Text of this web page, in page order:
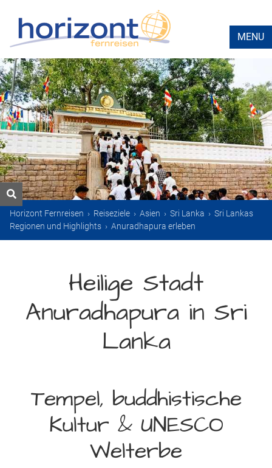
MENU
Horizont Fernreisen › Reiseziele › Asien › Sri Lanka › Sri Lankas
Regionen und Highlights › Anuradhapura erleben
Heilige Stadt
Anuradhapura in Sri
Lanka
Tempel, buddhistische
Kultur & UNESCO
Welterbe